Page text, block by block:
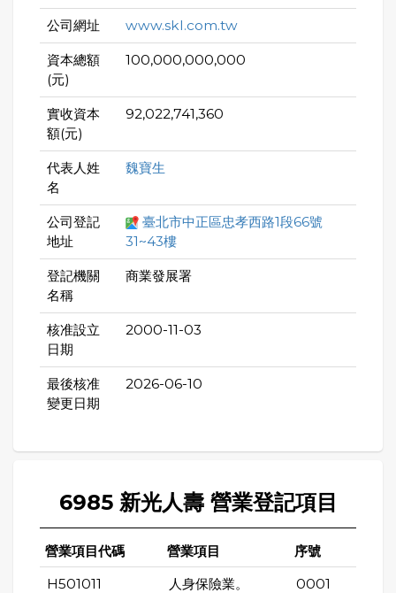
公司網址 www.skl.com.tw
資本總額
(元)
100,000,000,000
實收資本
額(元)
92,022,741,360
代表人姓
名
魏寶生
公司登記
地址
臺北市中正區忠孝西路1段66號
31~43樓
登記機關
名稱
商業發展署
核准設立
日期
2000-11-03
最後核准
變更日期
2026-06-10
6985 新光人壽 營業登記項目
營業項目代碼 營業項目 序號
H501011 人身保險業。 0001